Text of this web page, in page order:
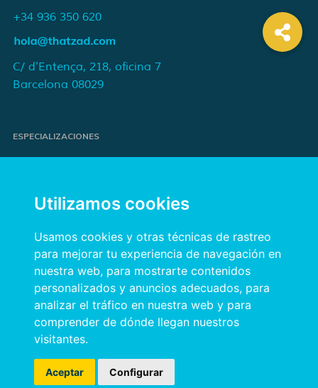
Utilizamos cookies
Usamos cookies y otras técnicas de rastreo
para mejorar tu experiencia de navegación en
nuestra web, para mostrarte contenidos
personalizados y anuncios adecuados, para
analizar el tráfico en nuestra web y para
comprender de dónde llegan nuestros
visitantes.
Aceptar Configurar
+34 936 350 620
C/ d'Entença, 218, oficina 7
Barcelona 08029
ESPECIALIZACIONES
Publicidad online orientada a resultados
INFORMACIÓN
Política de privacidad
Política de cookies
Aviso legal